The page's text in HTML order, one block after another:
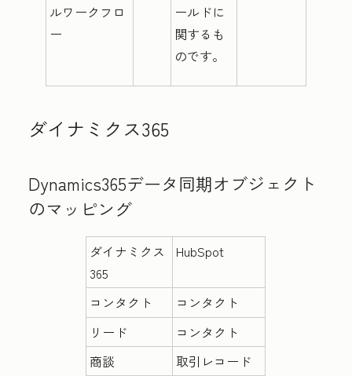
ルワークフロ
ー
ールドに
関するも
のです。
ダイナミクス365
Dynamics365データ同期オブジェクト
のマッピング
ダイナミクス
365
HubSpot
コンタクト
コンタクト
リード
コンタクト
商談
取引レコード